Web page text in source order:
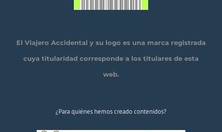
El Viajero Accidental y su logo es una marca registrada
cuya titularidad corresponde a los titulares de esta
web.
¿Para quiénes hemos creado contenidos?